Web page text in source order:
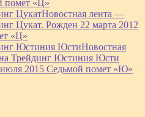
помет «Ц»
ЦукатНовостная лента —
Цукат. Рожден 22 марта 2012
«Ц»
Юстиния ЮстиНовостная
Трейдинг Юстиния Юсти
2015 Седьмой помет «Ю»